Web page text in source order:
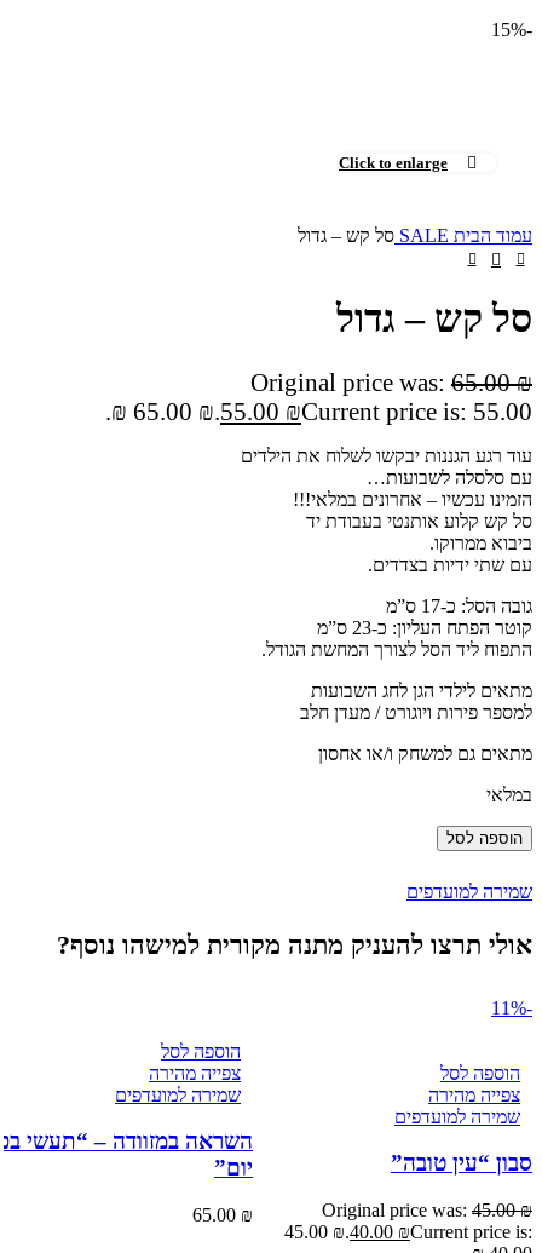
-15%
Click to enlarge
עמוד הבית SALE סל קש – גדול
סל קש – גדול
65.00₪
Original price was:
65.00 ₪.55.00 ₪Current price is: 55.00 ₪.
עוד רגע הגננות יבקשו לשלוח את הילדים
עם סלסלה לשבועות…
הזמינו עכשיו – אחרונים במלאי!!!
סל קש קלוע אותנטי בעבודת יד
ביבוא ממרוקו.
עם שתי ידיות בצדדים.
גובה הסל: כ-17 ס”מ
קוטר הפתח העליון: כ-23 ס”מ
התפוח ליד הסל לצורך המחשת הגודל.
מתאים לילדי הגן לחג השבועות
למספר פירות ויוגורט / מעדן חלב
מתאים גם למשחק ו/או אחסון
במלאי
הוספה לסל
שמירה למועדפים
אולי תרצו להעניק מתנה מקורית למישהו נוסף?
-11%
הוספה לסל
צפייה מהירה
שמירה למועדפים
סבון “עין טובה”
45.00₪
Original price was:
45.00 ₪.40.00 ₪Current price is:
הוספה לסל
צפייה מהירה
שמירה למועדפים
השראה במזוודה – “תעשי
יום”
65.00 ₪